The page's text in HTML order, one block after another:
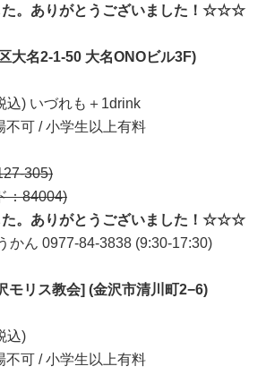
。ありがとうございました！☆☆☆
大名2-1-50 大名ONOビル3F)
込) いづれも＋1drink
不可 / 小学生以上有料
305)
：84004)
。ありがとうございました！☆☆☆
かん 0977-84-3838 (9:30-17:30)
モリス教会] (金沢市清川町2−6)
込)
不可 / 小学生以上有料